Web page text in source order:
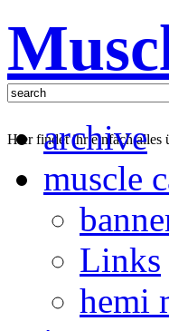
Hier findet ihr einfach alles
archive
muscle
Links
hemi